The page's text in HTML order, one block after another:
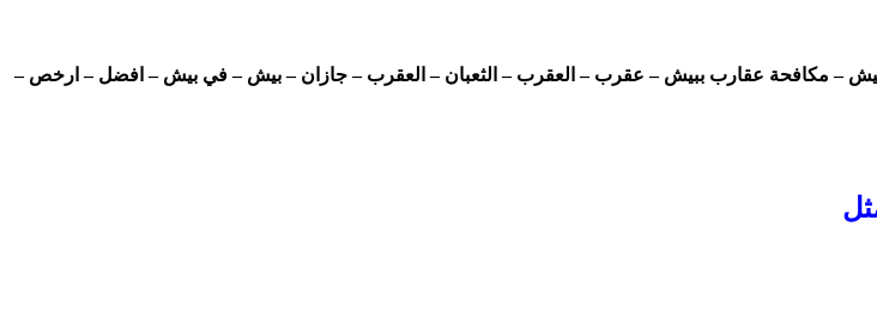
– مكافحة عقارب ببيش – عقرب – العقرب – الثعبان – العقرب – جازان – بيش – في بيش – افضل – ارخص –